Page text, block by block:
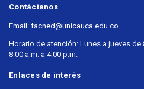
Contáctanos
Email: facned@unicauca.edu.co
Horario de atención: Lunes a jueves de
8:00 a.m. a 4:00 p.m.
Enlaces de interés